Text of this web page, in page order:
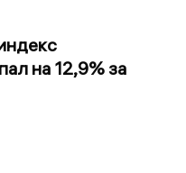
на 12,9% за